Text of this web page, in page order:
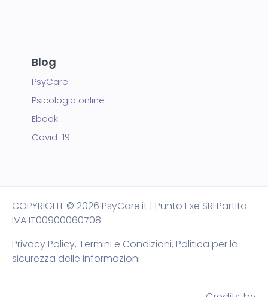
Blog
PsyCare
Psicologia online
Ebook
Covid-19
COPYRIGHT © 2026 PsyCare.it | Punto Exe SRLPartita
IVA IT00900060708
Privacy Policy, Termini e Condizioni, Politica per la
sicurezza delle informazioni